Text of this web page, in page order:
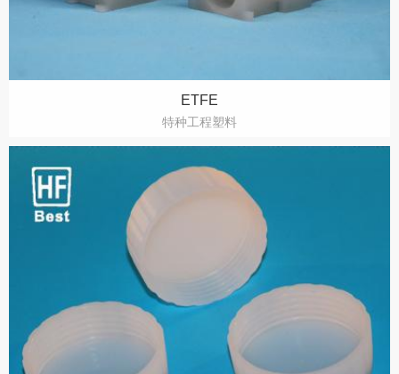
ETFE
特种工程塑料